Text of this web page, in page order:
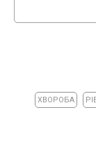
ХВОРОБА